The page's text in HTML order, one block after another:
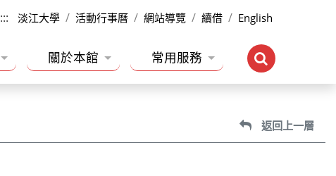
::: 淡江大學 活動行事曆 網站導覽 續借 English
關於本館 常用服務
返回上一層